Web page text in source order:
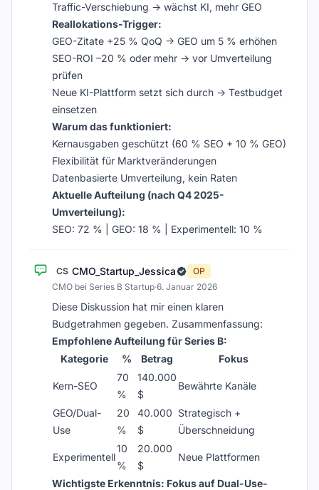
Traffic-Verschiebung → wächst KI, mehr GEO
Reallokations-Trigger:
GEO-Zitate +25 % QoQ → GEO um 5 % erhöhen
SEO-ROI –20 % oder mehr → vor Umverteilung
prüfen
Neue KI-Plattform setzt sich durch → Testbudget
einsetzen
Warum das funktioniert:
Kernausgaben geschützt (60 % SEO + 10 % GEO)
Flexibilität für Marktveränderungen
Datenbasierte Umverteilung, kein Raten
Aktuelle Aufteilung (nach Q4 2025-
Umverteilung):
SEO: 72 % | GEO: 18 % | Experimentell: 10 %
CS CMO_Startup_Jessica
OP
CMO bei Series B Startup·6. Januar 2026
Diese Diskussion hat mir einen klaren
Budgetrahmen gegeben. Zusammenfassung:
Empfohlene Aufteilung für Series B:
Kategorie
% Betrag Fokus
Kern-SEO
70
%
140.000
$
Bewährte Kanäle
GEO/Dual-
Use
20
%
40.000
$
Strategisch +
Überschneidung
Experimentell
10
%
20.000
$
Neue Plattformen
Wichtigste Erkenntnis: Fokus auf Dual-Use-